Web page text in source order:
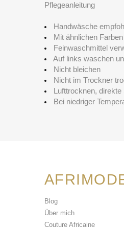
Pflegeanleitung
Handwäsche
Mit ähnlichen
Feinwaschmittel
Auf links waschen
Nicht bleichen
Nicht im Trockner
Lufttrocknen,
Bei niedriger
Blog
Über mich
Couture Africaine